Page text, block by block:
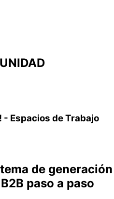
Espacios de Trabajo
de generación
paso a paso